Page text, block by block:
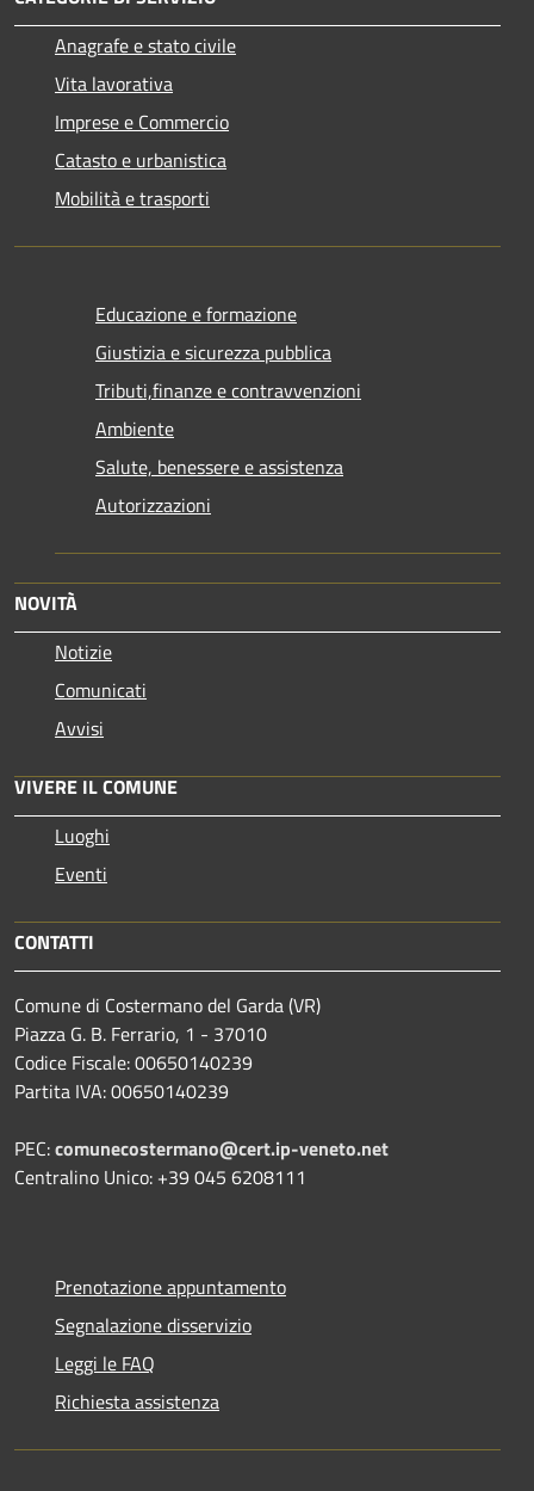
Anagrafe e stato civile
Vita lavorativa
Imprese e Commercio
Catasto e urbanistica
Mobilità e trasporti
Educazione e formazione
Giustizia e sicurezza pubblica
Tributi,finanze e contravvenzioni
Ambiente
Salute, benessere e assistenza
Autorizzazioni
NOVITÀ
Notizie
Comunicati
Avvisi
VIVERE IL COMUNE
Luoghi
Eventi
CONTATTI
Comune di Costermano del Garda (VR)
Piazza G. B. Ferrario, 1 - 37010
Codice Fiscale: 00650140239
Partita IVA: 00650140239
PEC:comunecostermano@cert.ip-veneto.net
Centralino Unico: +39 045 6208111
Prenotazione appuntamento
Segnalazione disservizio
Leggi le FAQ
Richiesta assistenza